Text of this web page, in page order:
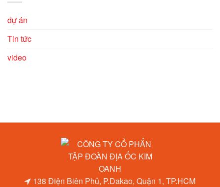
dự án
Tin tức
video
138 Điện Biên Phủ, P.Dakao, Quận 1, TP.HCM